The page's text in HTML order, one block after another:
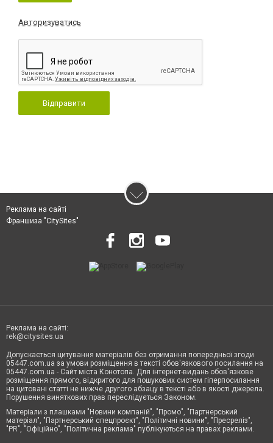
Авторизуватись
Відправити
Реклама на сайті
Франшиза "CitySites"
Реклама на сайті:
rek@citysites.ua
Допускається цитування матеріалів без отримання попередньої згоди
05447.com.ua за умови розміщення в тексті обов'язкового посилання на
05447.com.ua - Сайт міста Конотопа. Для інтернет-видань обов'язкове
розміщення прямого, відкритого для пошукових систем гіперпосилання
на цитовані статті не нижче другого абзацу в тексті або в якості джерела.
Порушення виняткових прав переслідується Законом.
Матеріали з плашками "Новини компаній", "Промо", "Партнерський
матеріал", "Партнерський спецпроєкт", "Політичні новини", "Пресреліз",
"PR", "Офіційно", "Політична реклама" публікуються на правах реклами.